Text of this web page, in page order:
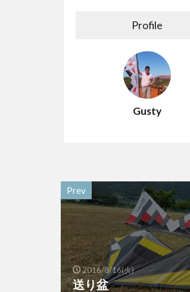
Profile
Gusty
Prev
2016/8/16(火)
送り盆